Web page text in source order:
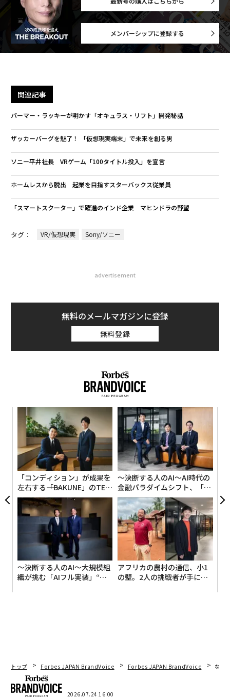
メンバーシップに登録する
関連記事
パーマー・ラッキーが明かす「オキュラス・リフト」開発秘話
ザッカーバーグを魅了！ 「仮想現実端末」で未来を創る男
ソニー平井社長 VRゲーム「100タイトル投入」を宣言
ホームレスから脱出 起業を目指すスターバックス従業員
「スマートスクーター」で躍進のインド企業 マヒンドラの野望
タグ： VR/仮想現実 Sony/ソニー
advertisement
無料のメールマガジンに登録
無料登録
「コンディション」が成果を
左右する――「BAKUNE」のTEN
TIALが支える「挑戦者の明
日」
〜決断する人のAI〜AI時代の
金融パラダイムシフト、「超
個別化」の核心 【MUFG×ウ
ェルスナビ×PwC】
〜決断する人のAI〜大規模組
織が挑む「AIフル実装」“使
アフリカの農村の通信、小1
の壁。2人の挑戦者が手にし
トップ Forbes JAPAN BrandVoice Forbes JAPAN BrandVoice なぜ
2026.07.24 16:00